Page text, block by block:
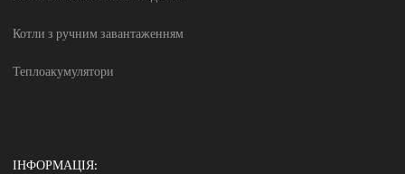
Котли з ручним завантаженням
Теплоакумулятори
ІНФОРМАЦІЯ: